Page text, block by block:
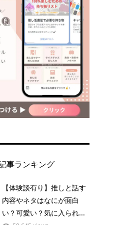
事ランキング
【体験談有り】推しと話す
内容やネタはなにが面白
い？可愛い？気に入られ...